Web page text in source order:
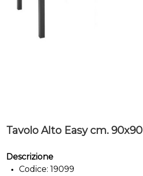
Tavolo Alto Easy cm. 90x90
Descrizione
Codice: 19099